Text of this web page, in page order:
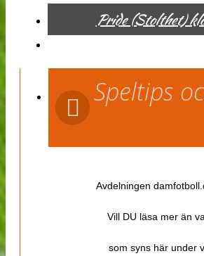
Pride (Stolthet)
Speltips
Avdelningen
Vill DU läsa mer än
som syns här under